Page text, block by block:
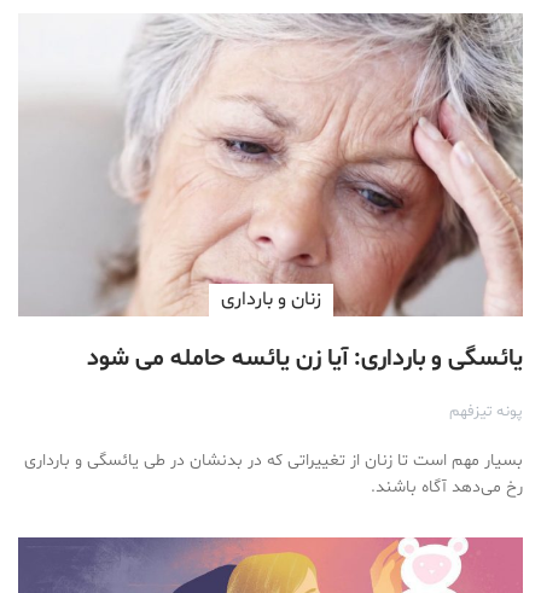
زنان و بارداری
یائسگی و بارداری: آیا زن یائسه حامله می شود
پونه تیزفهم
بسیار مهم است تا زنان از تغییراتی که در بدنشان در طی یائسگی و بارداری
رخ می‌دهد آگاه باشند.